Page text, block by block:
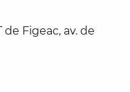
de Figeac, av. de